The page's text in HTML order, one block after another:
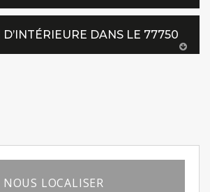
DANS LE 77750
NOUS LOCALISER